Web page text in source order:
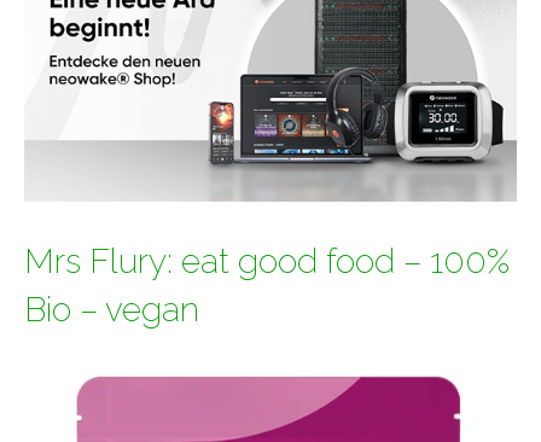
Mrs Flury: eat good food – 100%
Bio – vegan